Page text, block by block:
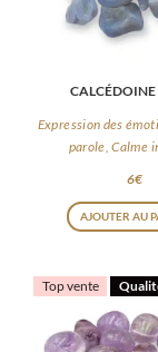
CALCÉDOINE
Expression des
parole, Calme
6€
AJOUTER AU
Top vente